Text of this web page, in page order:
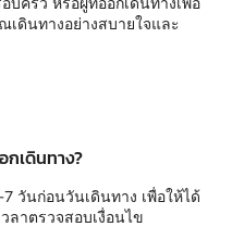
ดินทางอย่างสบายใจและ
เดินทาง?
วันก่อนวันเดินทาง เพื่อให้ได้
ลาตรวจสอบเงื่อนไข